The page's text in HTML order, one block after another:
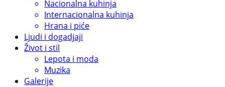
Nacionalna kuhinja
Internacionalna kuhinja
Hrana i piće
Ljudi i dogadjaji
Život i stil
Lepota i moda
Muzika
Galerije